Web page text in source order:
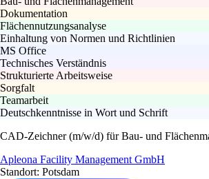
Dokumentation
Flächennutzungsanalyse
Einhaltung von Normen und Richtlinien
MS Office
Technisches Verständnis
Strukturierte Arbeitsweise
Sorgfalt
Teamarbeit
Deutschkenntnisse in Wort und Schrift
CAD-Zeichner (m/w/d) für Bau- und
Apleona Facility Management GmbH
Standort: Potsdam